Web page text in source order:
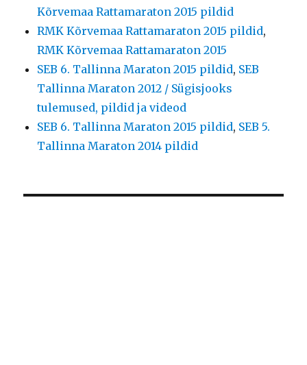
Kõrvemaa Rattamaraton 2015 pildid
RMK Kõrvemaa Rattamaraton 2015 pildid,
RMK Kõrvemaa Rattamaraton 2015
SEB 6. Tallinna Maraton 2015 pildid, SEB
Tallinna Maraton 2012 / Sügisjooks
tulemused, pildid ja videod
SEB 6. Tallinna Maraton 2015 pildid, SEB 5.
Tallinna Maraton 2014 pildid